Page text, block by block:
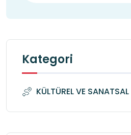
Kategori
KÜLTÜREL VE